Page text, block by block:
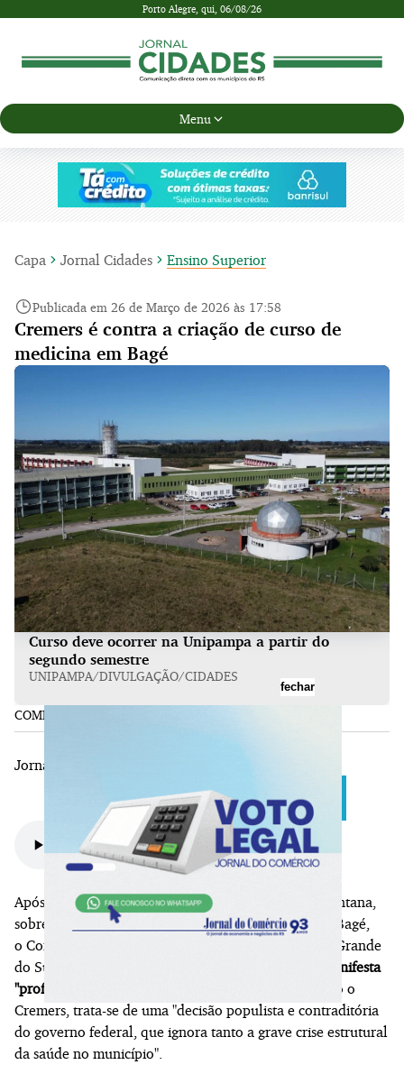
Porto Alegre, qui, 06/08/26
Menu
Capa Jornal Cidades Ensino Superior
Publicada em 26 de Março de 2026 às 17:58
Cremers é contra a criação de curso de
medicina em Bagé
Curso deve ocorrer na Unipampa a partir do
segundo semestre
UNIPAMPA/DIVULGAÇÃO/CIDADES
COMPARTILHE:
Jornal Cidades
Após o anúncio do Ministro da Educação, Camilo Santana,
sobre a abertura de um novo curso de medicina em Bagé,
o Conselho Regional de Medicina do Estado do Rio Grande
do Sul (Cremers) emitiu um comunicado em que
manifesta
"profunda preocupação" com a autorização
. Segundo o
Cremers, trata-se de uma "decisão populista e contraditória
do governo federal, que ignora tanto a grave crise estrutural
da saúde no município".
fechar